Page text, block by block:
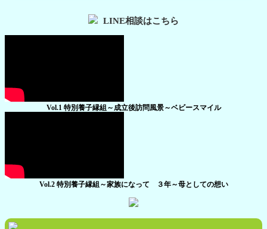
LINE相談はこちら
Vol.1 特別養子縁組～成立後訪問風景～ベビースマイル
Vol.2 特別養子縁組～家族になって ３年～母としての想い